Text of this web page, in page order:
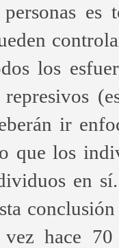
es
los
ir
que los
en
hace 70